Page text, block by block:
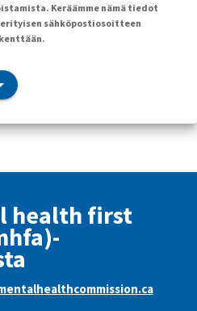
Keräämme nämä tiedot
sähköpostiosoitteen
health first